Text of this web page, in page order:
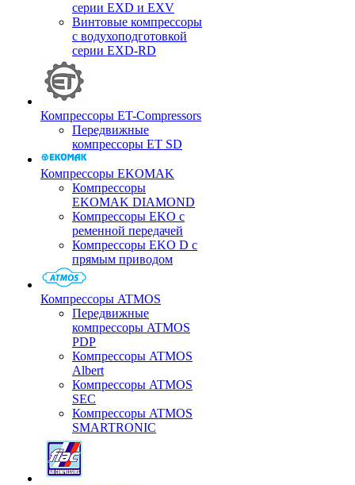
серии EXD и EXV
Винтовые компрессоры
с водухоподготовкой
серии EXD-RD
Компрессоры ET-Compressors
Передвижные
компрессоры ET SD
Компрессоры EKOMAK
Компрессоры
EKOMAK DIAMOND
Компрессоры EKO c
ременной передачей
Компрессоры EKO D с
прямым приводом
Компрессоры ATMOS
Передвижные
компрессоры ATMOS
PDP
Компрессоры ATMOS
Albert
Компрессоры ATMOS
SEC
Компрессоры ATMOS
SMARTRONIC